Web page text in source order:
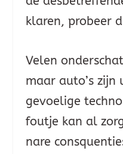
klaren, probeer
Velen
maar auto’s
gevoelige
foutje kan al
nare